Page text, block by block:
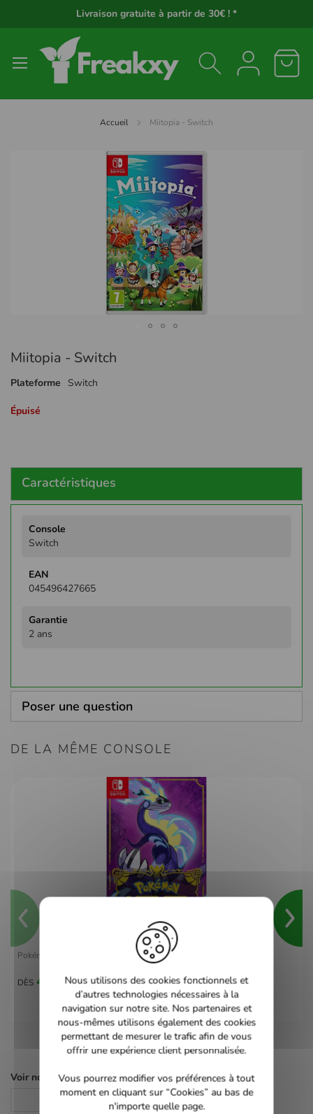
Livraison gratuite à partir de 30€ ! *
Accueil Miitopia - Switch
au
de
Galerie
Miitopia - Switch
Plateforme Switch
Épuisé
Caractéristiques
d'infos
Switch
045496427665
2 ans
Poser une question
DE LA MÊME CONSOLE
Pokémon Violet - switch
DÈS 40,00 €
Voir nos autres pages :
Jeux Switch
Panneau de gestion des cookies
Nous utilisons des cookies fonctionnels et
d’autres technologies nécessaires à la
navigation sur notre site. Nos partenaires et
nous-mêmes utilisons également des cookies
permettant de mesurer le trafic afin de vous
offrir une expérience client personnalisée.
Vous pourrez modifier vos préférences à tout
moment en cliquant sur “Cookies” au bas de
n'importe quelle page.